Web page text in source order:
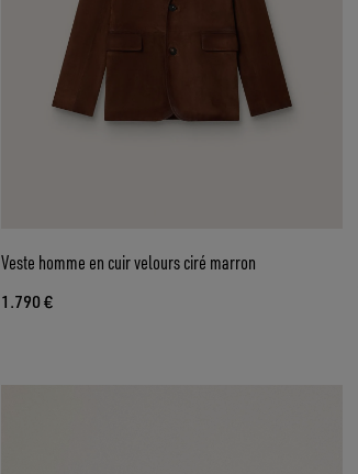
Veste homme en cuir velours ciré marron
1.790 €